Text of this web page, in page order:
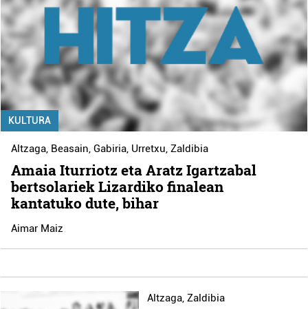
KULTURA
Altzaga, Beasain,Gabiria, Urretxu,Zaldibia
Amaia Iturriotz eta Aratz Igartzabal
bertsolariek Lizardiko finalean
kantatuko dute, bihar
Aimar Maiz
Altzaga, Zaldibia